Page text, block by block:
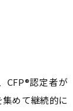
CFP®認定者が
めて継続的に